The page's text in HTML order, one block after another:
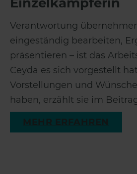
Verantwortung
eingeständig bearbeiten,
präsentieren – ist das
Ceyda es sich vorgestellt
Vorstellungen und
haben, erzählt sie im